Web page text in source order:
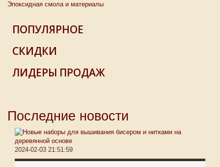
Эпоксидная смола и материалы
ПОПУЛЯРНОЕ
СКИДКИ
ЛИДЕРЫ ПРОДАЖ
Последние новости
2024-02-03 21:51:59